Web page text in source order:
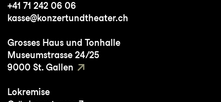
+41 71 242 06 06
kasse@konzertundtheater.ch
Grosses Haus und Tonhalle
Museumstrasse 24/25
9000 St. Gallen
Lokremise